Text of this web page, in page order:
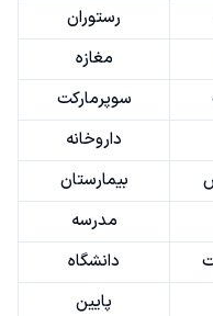
رستوران
مغازه
سوپرمارکت
داروخانه
بیمارستان
مدرسه
دانشگاه
پایین